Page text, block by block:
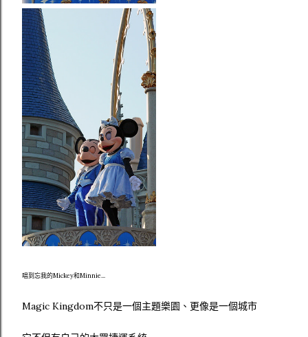
唱到忘我的Mickey和Minnie...
Magic Kingdom不只是一個主題樂園、更像是一個城市